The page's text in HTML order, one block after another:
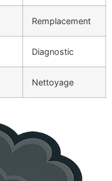
Remplacement
Diagnostic
Nettoyage